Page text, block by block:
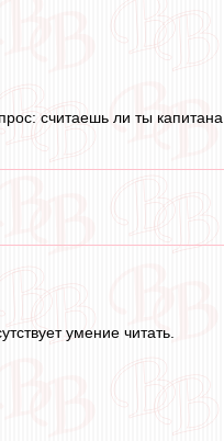
считаешь ли ты
умение читать.